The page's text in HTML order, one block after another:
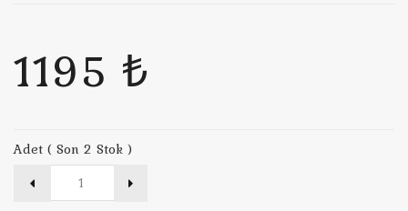
1195 ₺
Adet ( Son 2 Stok )